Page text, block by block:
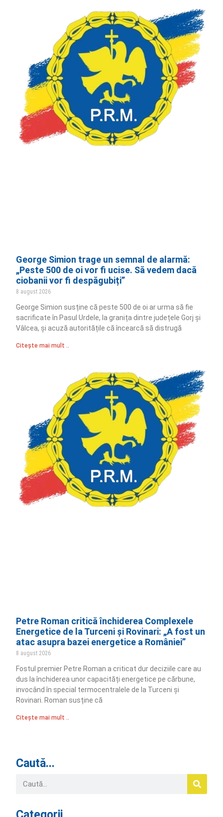
George Simion trage un semnal de alarmă:
„Peste 500 de oi vor fi ucise. Să vedem dacă
ciobanii vor fi despăgubiți”
8 august 2026
George Simion susține că peste 500 de oi ar urma să fie
sacrificate în Pasul Urdele, la granița dintre județele Gorj și
Vâlcea, și acuză autoritățile că încearcă să distrugă
Citește mai mult ..
Petre Roman critică închiderea Complexele
Energetice de la Turceni și Rovinari: „A fost un
atac asupra bazei energetice a României”
8 august 2026
Fostul premier Petre Roman a criticat dur deciziile care au
dus la închiderea unor capacități energetice pe cărbune,
invocând în special termocentralele de la Turceni și
Rovinari. Roman susține că
Citește mai mult ..
Caută...